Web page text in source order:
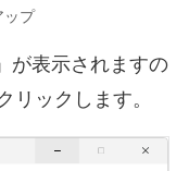
ップ
が表示されますの
リックします。